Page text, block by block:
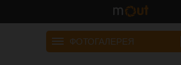
ФОТОГАЛЕРЕЯ